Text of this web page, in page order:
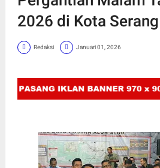
2026 di Kota Serang
Redaksi Januari 01, 2026